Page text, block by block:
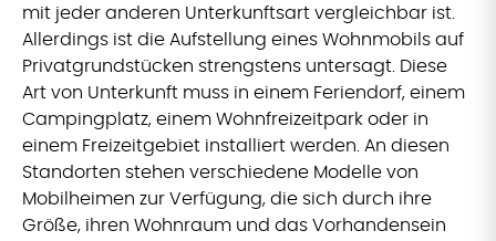
mit jeder anderen Unterkunftsart vergleichbar ist.
Allerdings ist die Aufstellung eines Wohnmobils auf
Privatgrundstücken strengstens untersagt. Diese
Art von Unterkunft muss in einem Feriendorf, einem
Campingplatz, einem Wohnfreizeitpark oder in
einem Freizeitgebiet installiert werden. An diesen
Standorten stehen verschiedene Modelle von
Mobilheimen zur Verfügung, die sich durch ihre
Größe, ihren Wohnraum und das Vorhandensein